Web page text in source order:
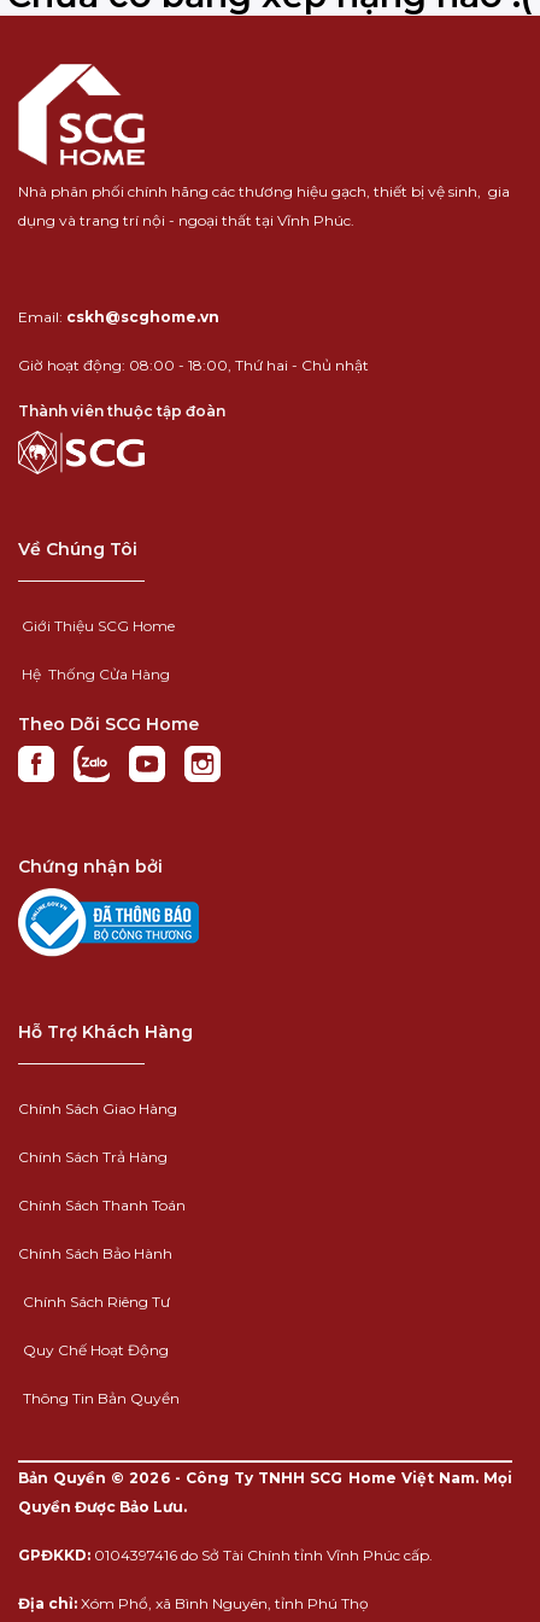
Nhà phân phối chính hãng các thương hiệu gạch thiết bị vệ sinh
gia
dụng và trang trí nội - ngoại thất tại Vĩnh Phúc.
Email: cskh@scghome.vn
Giờ hoạt động: 08:00 - 18:00, Thứ hai - Chủ nhật
Thành viên thuộc tập đoàn
Về Chúng Tôi
Giới Thiệu SCG Home
Hệ Thống Cửa Hàng
Theo Dõi SCG Home
Chứng nhận bởi
Hỗ Trợ Khách Hàng
Chính Sách Giao Hàng
Chính Sách Trả Hàng
Chính Sách Thanh Toán
Chính Sách Bảo Hành
Chính Sách Riêng Tư
Quy Chế Hoạt Động
Thông Tin Bản Quyền
Bản Quyền © 2026 - Công Ty TNHH SCG Home Việt Nam. Mọi
Quyền Được Bảo Lưu.
GPĐKKD: 0104397416 do Sở Tài Chính tỉnh Vĩnh Phúc cấp.
Địa chỉ: Xóm Phổ, xã Bình Nguyên, tỉnh Phú Thọ